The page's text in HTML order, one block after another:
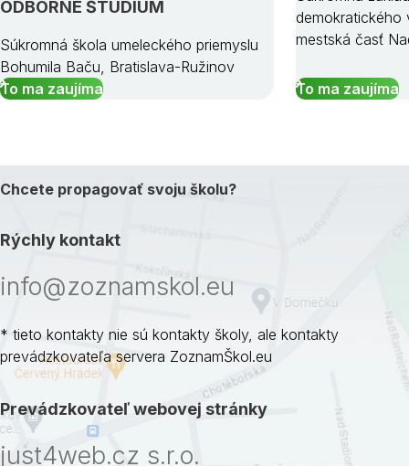
ODBORNÉ ŠTÚDIUM
Súkromná škola umeleckého priemyslu
Bohumila Baču, Bratislava-Ružinov
To ma zaujíma
demokratického
mestská časť
To ma zaujíma
Chcete propagovať svoju školu?
Rýchly kontakt
info@zoznamskol.eu
* tieto kontakty nie sú kontakty školy, ale kontakty
prevádzkovateľa servera ZoznamŠkol.eu
Prevádzkovateľ webovej stránky
just4web.cz s.r.o.